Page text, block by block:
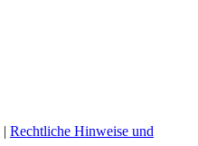
| Rechtliche Hinweise und